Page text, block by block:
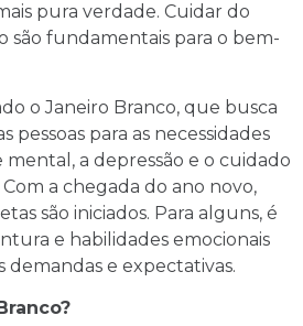
pura verdade. Cuidar do
são fundamentais para o bem-
o Janeiro Branco, que busca
pessoas para as necessidades
mental, a depressão e o cuidado
a chegada do ano novo,
são iniciados. Para alguns, é
e habilidades emocionais
demandas e expectativas.